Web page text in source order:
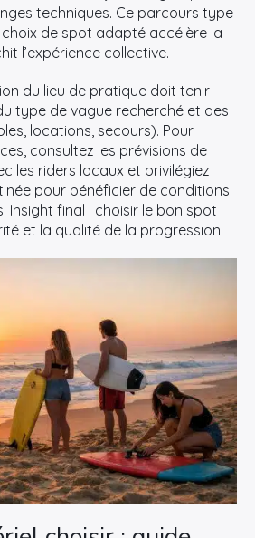
techniques. Ce parcours type
de spot adapté accélère la
l’expérience collective.
du lieu de pratique doit tenir
type de vague recherché et des
locations, secours). Pour
consultez les prévisions de
les riders locaux et privilégiez
pour bénéficier de conditions
Insight final : choisir le bon spot
et la qualité de la progression.